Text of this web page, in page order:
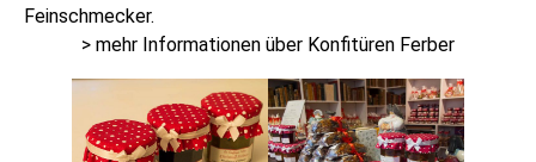
Feinschmecker.
> mehr Informationen über Konfitüren Ferber